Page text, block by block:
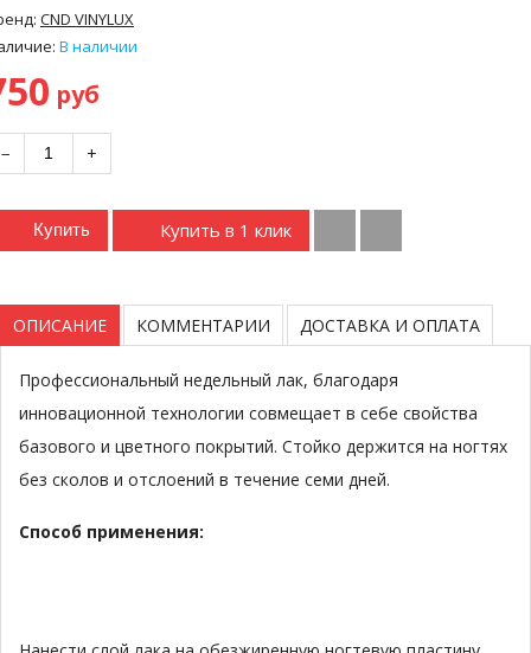
CND VINYLUX
В наличии
руб
− +
Купить Купить в 1 клик
ОПИСАНИЕ КОММЕНТАРИИ ДОСТАВКА И ОПЛАТА
Профессиональный недельный лак, благодаря
инновационной технологии совмещает в себе свойства
базового и цветного покрытий. Стойко держится на ногтях
без сколов и отслоений в течение семи дней.
Способ применения: